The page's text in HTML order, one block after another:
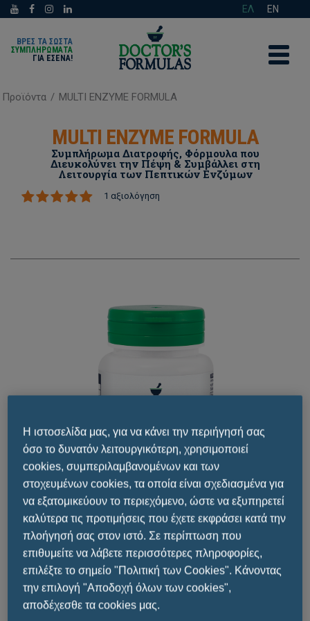
ΕΛ EN
ΒΡΕΣ ΤΑ ΣΩΣΤΑ
ΣΥΜΠΛΗΡΩΜΑΤΑ
ΓΙΑ ΕΣΈΝΑ!
Προϊόντα / MULTI ENZYME FORMULA
MULTI ENZYME FORMULA
Συμπλήρωμα Διατροφής, Φόρμουλα που
Διευκολύνει την Πέψη & Συμβάλλει στη
Λειτουργία των Πεπτικών Ενζύμων
1 αξιολόγηση
Μοιραστείτε το
Η ιστοσελίδα μας, για να κάνει την περιήγησή σας
όσο το δυνατόν λειτουργικότερη, χρησιμοποιεί
cookies, συμπεριλαμβανομένων και των
στοχευμένων cookies, τα οποία είναι σχεδιασμένα για
να εξατομικεύουν το περιεχόμενο, ώστε να εξυπηρετεί
καλύτερα τις προτιμήσεις που έχετε εκφράσει κατά την
πλοήγησή σας στον ιστό. Σε περίπτωση που
επιθυμείτε να λάβετε περισσότερες πληροφορίες,
επιλέξτε το σημείο "Πολιτική των Cookies". Κάνοντας
την επιλογή "Αποδοχή όλων των cookies",
αποδέχεσθε τα cookies μας.